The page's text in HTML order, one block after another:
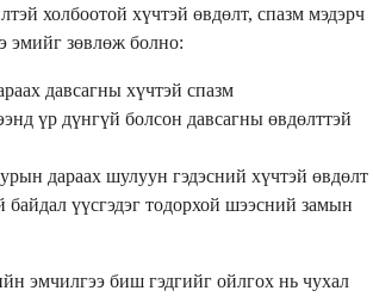
холбоотой хүчтэй өвдөлт, спазм мэдэрч
эмийг зөвлөж болно:
давсагны хүчтэй спазм
үр дүнгүй болсон давсагны өвдөлттэй
дараах шулуун гэдэсний хүчтэй өвдөлт
байдал үүсгэдэг тодорхой шээсний замын
эмчилгээ биш гэдгийг ойлгох нь чухал